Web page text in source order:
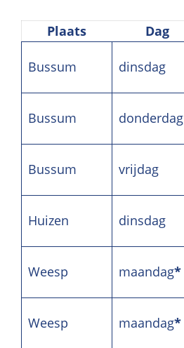
Plaats Dag
Bussum dinsdag
Bussum donderdag
Bussum vrijdag
Huizen dinsdag
Weesp maandag*
Weesp maandag*